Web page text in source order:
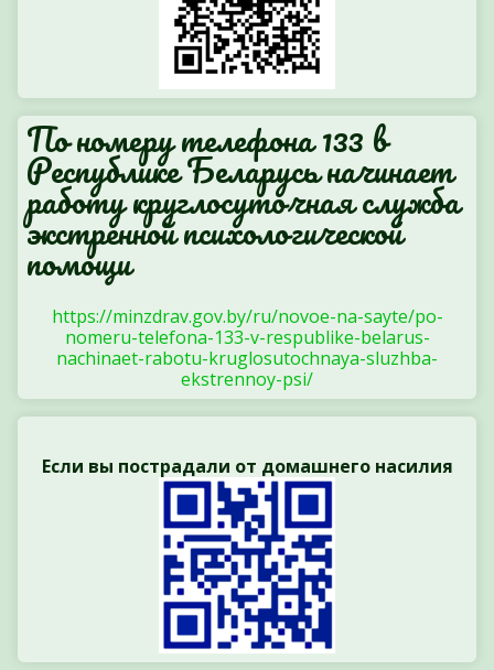
По номеру телефона 133 в
Республике Беларусь начинает
работу круглосуточная служба
экстренной психологической
помощи
https://minzdrav.gov.by/ru/novoe-na-sayte/po-
nomeru-telefona-133-v-respublike-belarus-
nachinaet-rabotu-kruglosutochnaya-sluzhba-
ekstrennoy-psi/
Если вы пострадали от домашнего насилия